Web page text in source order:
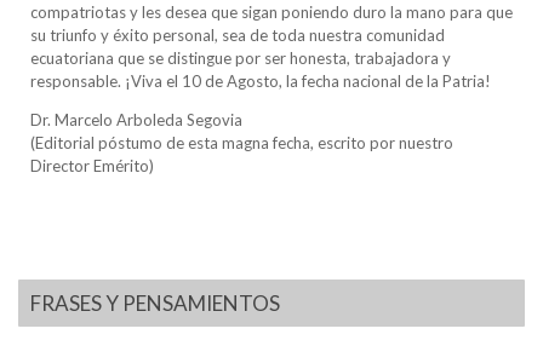
compatriotas y les desea que sigan poniendo duro la mano para que
su triunfo y éxito personal, sea de toda nuestra comunidad
ecuatoriana que se distingue por ser honesta, trabajadora y
responsable. ¡Viva el 10 de Agosto, la fecha nacional de la Patria!
Dr. Marcelo Arboleda Segovia
(Editorial póstumo de esta magna fecha, escrito por nuestro
Director Emérito)
FRASES Y PENSAMIENTOS